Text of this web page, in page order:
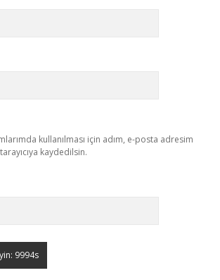
kullanılması için adım, e-posta adresim
kaydedilsin.